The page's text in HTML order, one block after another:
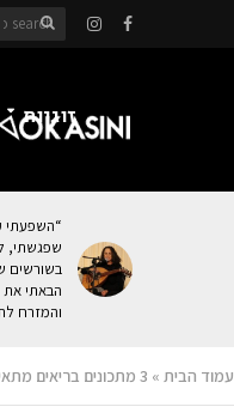
זוגיות
“השפעתי
שפגשתי,
בשורשים
הבאתי את
והמזרח
עמוד הבית » 3 מתכונים בריאים מתאימים בתקופת הסגר